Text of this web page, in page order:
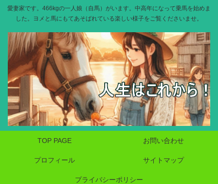
愛妻家です。466kgの一人娘（自馬）がいます。中高年になって乗馬を始めま
した。ヨメと馬にもてあそばれている楽しい様子をご覧くださいませ。
TOP PAGE お問い合わせ
プロフィール サイトマップ
プライバシーポリシー